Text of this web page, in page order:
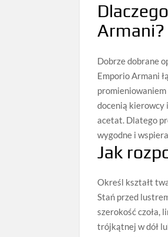
Armani?
Dobrze dobrane
Emporio Armani
docenią kierowcy
acetat. Dlatego
wygodne i
Jak
Określ kształt
Stań przed
szerokość czoła,
trójkątnej w dół